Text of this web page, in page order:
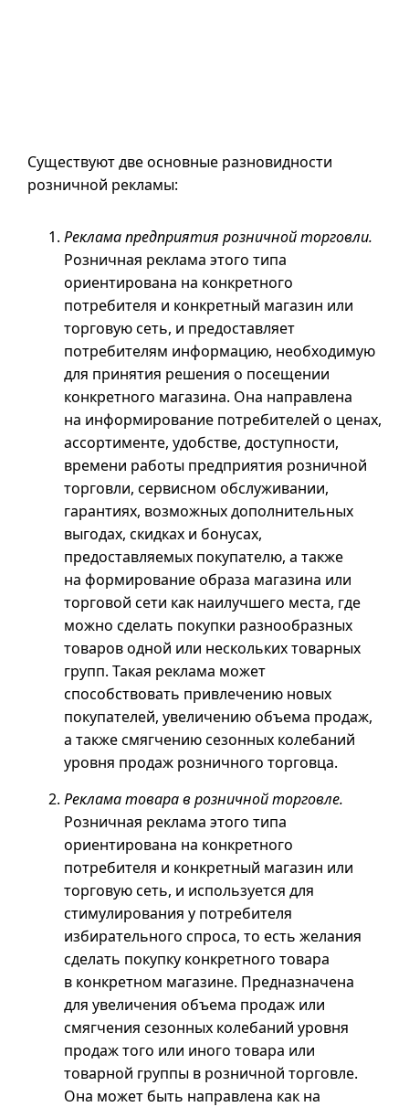
Существуют две основные разновидности
розничной рекламы:
Реклама предприятия розничной торговли.
Розничная реклама этого типа
ориентирована на конкретного
потребителя и конкретный магазин или
торговую сеть, и предоставляет
потребителям информацию, необходимую
для принятия решения о посещении
конкретного магазина. Она направлена
на информирование потребителей о ценах,
ассортименте, удобстве, доступности,
времени работы предприятия розничной
торговли, сервисном обслуживании,
гарантиях, возможных дополнительных
выгодах, скидках и бонусах,
предоставляемых покупателю, а также
на формирование образа магазина или
торговой сети как наилучшего места, где
можно сделать покупки разнообразных
товаров одной или нескольких товарных
групп. Такая реклама может
способствовать привлечению новых
покупателей, увеличению объема продаж,
а также смягчению сезонных колебаний
уровня продаж розничного торговца.
Реклама товара в розничной торговле.
Розничная реклама этого типа
ориентирована на конкретного
потребителя и конкретный магазин или
торговую сеть, и используется для
стимулирования у потребителя
избирательного спроса, то есть желания
сделать покупку конкретного товара
в конкретном магазине. Предназначена
для увеличения объема продаж или
смягчения сезонных колебаний уровня
продаж того или иного товара или
товарной группы в розничной торговле.
Она может быть направлена как на